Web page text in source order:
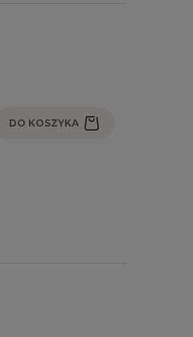
DO KOSZYKA